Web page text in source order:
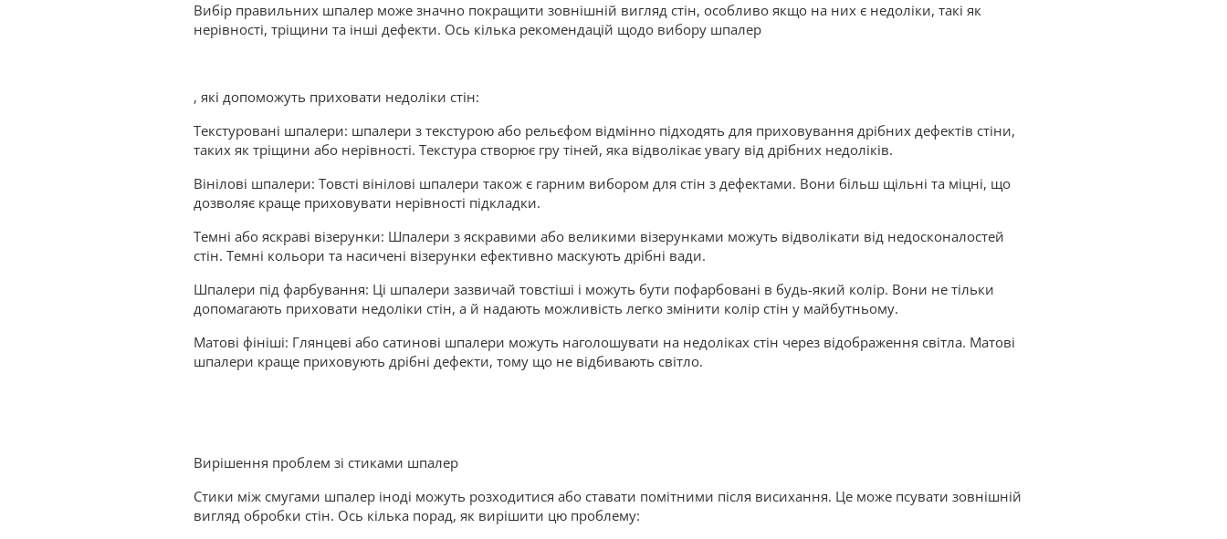
Вибір правильних шпалер може значно покращити зовнішній вигляд стін, особливо якщо на них є недоліки, такі як
нерівності, тріщини та інші дефекти. Ось кілька рекомендацій щодо вибору шпалер
, які допоможуть приховати недоліки стін:
Текстуровані шпалери: шпалери з текстурою або рельєфом відмінно підходять для приховування дрібних дефектів стіни,
таких як тріщини або нерівності. Текстура створює гру тіней, яка відволікає увагу від дрібних недоліків.
Вінілові шпалери: Товсті вінілові шпалери також є гарним вибором для стін з дефектами. Вони більш щільні та міцні, що
дозволяє краще приховувати нерівності підкладки.
Темні або яскраві візерунки: Шпалери з яскравими або великими візерунками можуть відволікати від недосконалостей
стін. Темні кольори та насичені візерунки ефективно маскують дрібні вади.
Шпалери під фарбування: Ці шпалери зазвичай товстіші і можуть бути пофарбовані в будь-який колір. Вони не тільки
допомагають приховати недоліки стін, а й надають можливість легко змінити колір стін у майбутньому.
Матові фініші: Глянцеві або сатинові шпалери можуть наголошувати на недоліках стін через відображення світла. Матові
шпалери краще приховують дрібні дефекти, тому що не відбивають світло.
Вирішення проблем зі стиками шпалер
Стики між смугами шпалер іноді можуть розходитися або ставати помітними після висихання. Це може псувати зовнішній
вигляд обробки стін. Ось кілька порад, як вирішити цю проблему: